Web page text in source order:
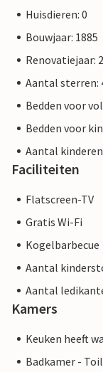
Huisdieren: 0
Bouwjaar: 1885
Renovatiejaar:
Aantal sterren:
Bedden voor
Bedden voor
Aantal
Faciliteiten
Flatscreen-TV
Gratis Wi-Fi
Kogelbarbecue
Aantal
Aantal
Kamers
Keuken heeft
Badkamer -